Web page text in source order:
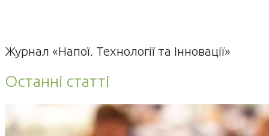
Журнал «Напої. Технології та Інновації»
Останні статті